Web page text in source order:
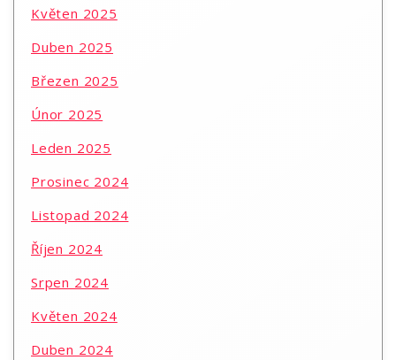
Květen 2025
Duben 2025
Březen 2025
Únor 2025
Leden 2025
Prosinec 2024
Listopad 2024
Říjen 2024
Srpen 2024
Květen 2024
Duben 2024